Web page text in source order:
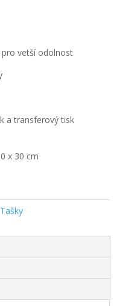
vetší odolnost
a transferový tisk
x 30 cm
Tašky